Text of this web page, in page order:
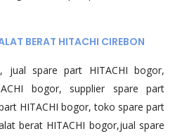
BERAT HITACHI CIREBON
jual spare part HITACHI bogor,
bogor, supplier spare part
HITACHI bogor, toko spare part
berat HITACHI bogor,jual spare